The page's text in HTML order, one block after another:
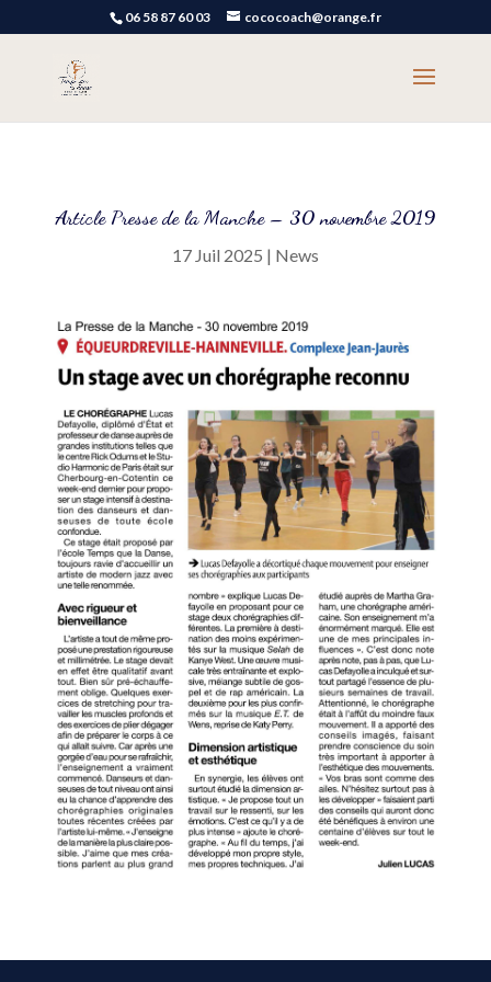
06 58 87 60 03 cococoach@orange.fr
Article Presse de la Manche – 30 novembre 2019
17 Juil 2025 | News